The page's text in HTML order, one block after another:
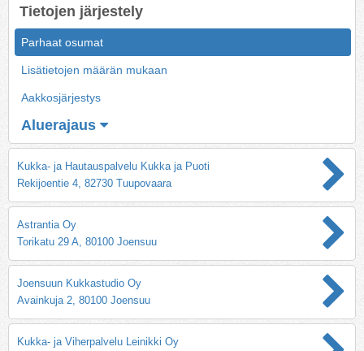
Tietojen järjestely
Parhaat osumat
Lisätietojen määrän mukaan
Aakkosjärjestys
Aluerajaus
Kukka- ja Hautauspalvelu Kukka ja Puoti
Rekijoentie 4, 82730 Tuupovaara
Astrantia Oy
Torikatu 29 A, 80100 Joensuu
Joensuun Kukkastudio Oy
Avainkuja 2, 80100 Joensuu
Kukka- ja Viherpalvelu Leinikki Oy